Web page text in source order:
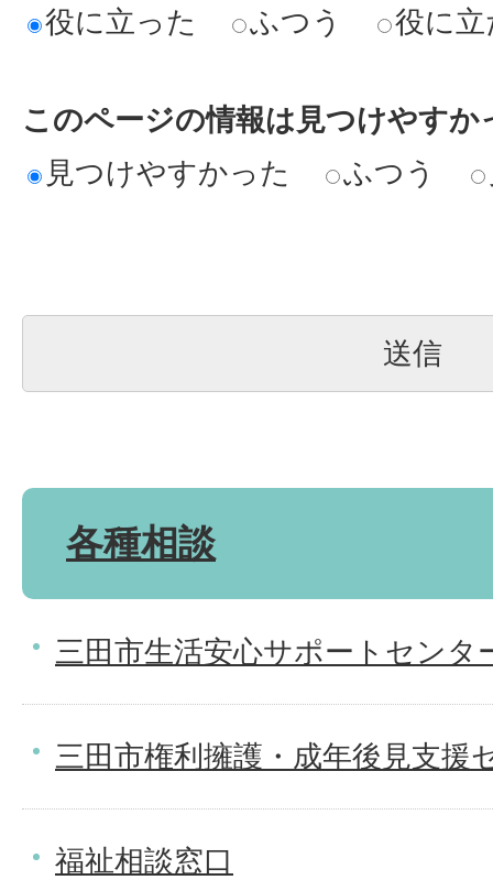
役に立った ふつう 役に
このページの情報は見つけやすか
見つけやすかった
ふつう
各種相談
三田市生活安心サポートセンタ
三田市権利擁護・成年後見支援
福祉相談窓口